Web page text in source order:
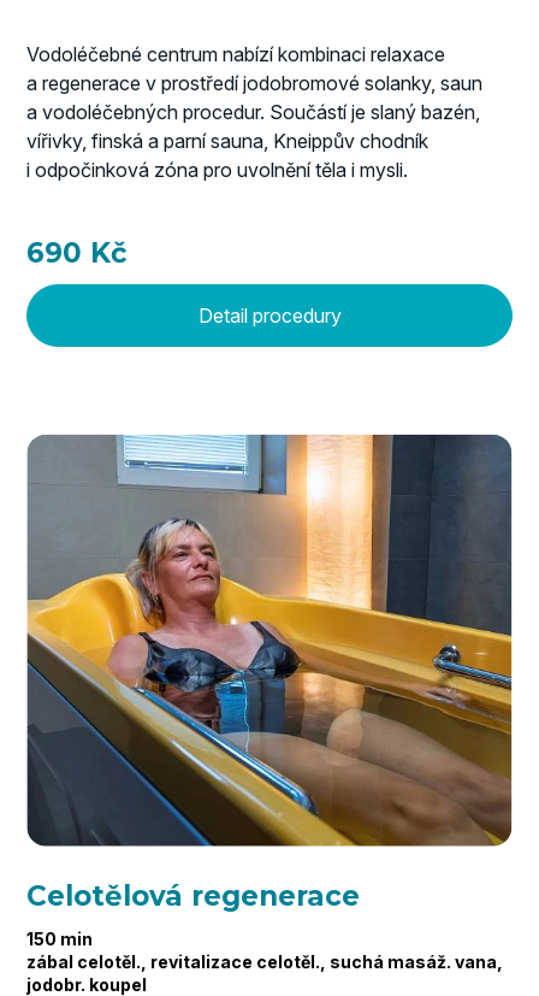
Vodoléčebné centrum nabízí kombinaci relaxace
a regenerace v prostředí jodobromové solanky, saun
a vodoléčebných procedur. Součástí je slaný bazén,
vířivky, finská a parní sauna, Kneippův chodník
i odpočinková zóna pro uvolnění těla i mysli.
690 Kč
Detail procedury
Celotělová regenerace
150 min
zábal celotěl., revitalizace celotěl., suchá masáž. vana,
jodobr. koupel